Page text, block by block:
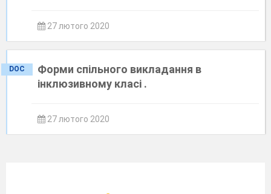
27 лютого 2020
DOC
Форми спільного викладання в
інклюзивному класі .
27 лютого 2020